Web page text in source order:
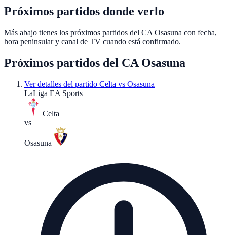
Próximos partidos donde verlo
Más abajo tienes los próximos partidos del CA Osasuna con fecha,
hora peninsular y canal de TV cuando está confirmado.
Próximos partidos del CA Osasuna
Ver detalles del partido Celta vs Osasuna
LaLiga EA Sports
Celta
vs
Osasuna